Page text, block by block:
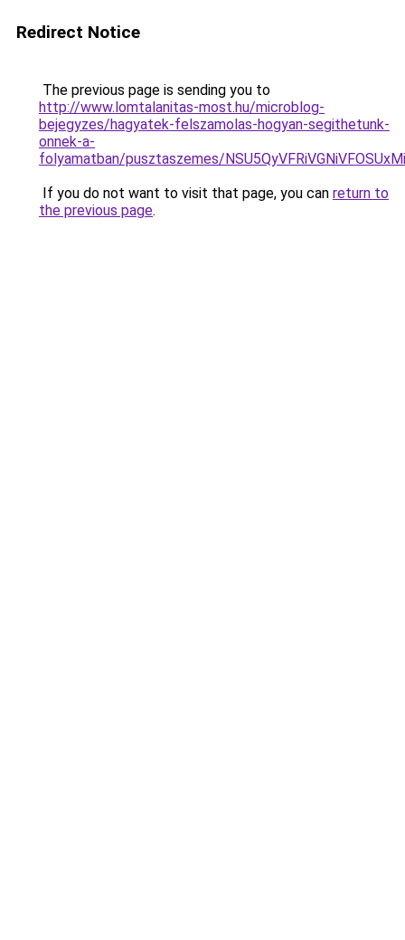
Redirect Notice
The previous page is sending you to
http://www.lomtalanitas-most.hu/microblog-
bejegyzes/hagyatek-felszamolas-hogyan-segithetunk-
onnek-a-
folyamatban/pusztaszemes/
If you do not want to visit that page, you can return to
the previous page.